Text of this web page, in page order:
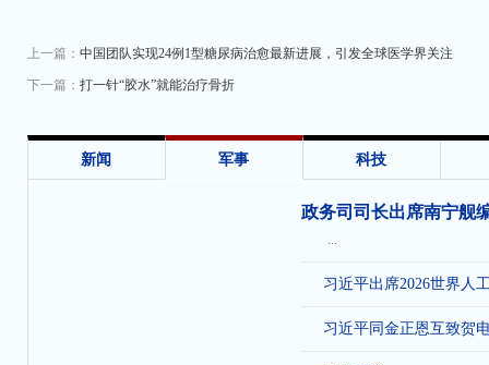
上一篇： 中国团队实现24例1型糖尿病治愈最新进展，引发全球医学界关注
下一篇： 打一针“胶水”就能治疗骨折
收
新闻 军事 科技
政务司司长出席南宁舰
...
习近平出席2026世界人
习近平同金正恩互致贺